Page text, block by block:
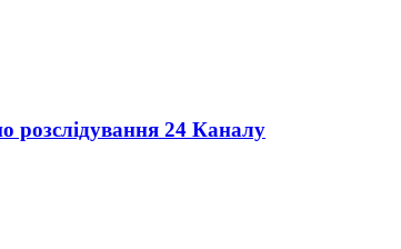
розслідування 24 Каналу